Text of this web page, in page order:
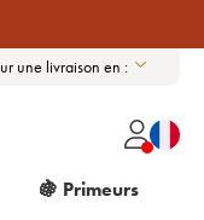
une livraison en :
🍇 Primeurs